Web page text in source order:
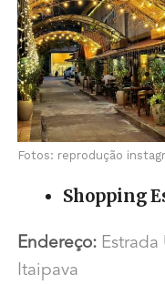
Fotos: reprodução
Shopping
Endereço:
Itaipava